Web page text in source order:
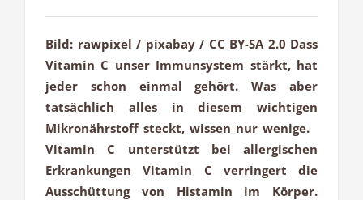
Bild: rawpixel / pixabay / CC BY-SA 2.0 Dass
Vitamin C unser Immunsystem stärkt, hat
jeder schon einmal gehört. Was aber
tatsächlich alles in diesem wichtigen
Mikronährstoff steckt, wissen nur wenige.
Vitamin C unterstützt bei allergischen
Erkrankungen Vitamin C verringert die
Ausschüttung von Histamin im Körper.